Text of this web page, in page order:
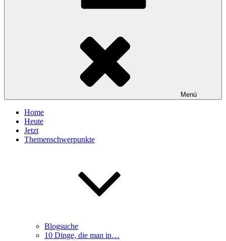
Menü
Home
Heute
Jetzt
Themenschwerpunkte
Blogsuche
10 Dinge, die man in…